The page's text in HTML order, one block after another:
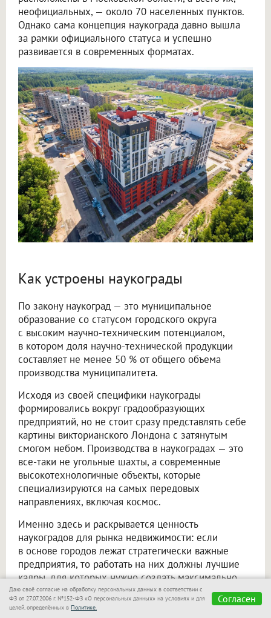
неофициальных, — около 70 населенных пунктов.
Однако сама концепция наукограда давно вышла
за рамки официального статуса и успешно
развивается в современных форматах.
Как устроены наукограды
По закону наукоград — это муниципальное
образование со статусом городского округа
с высоким научно-техническим потенциалом,
в котором доля научно-технической продукции
составляет не менее 50 % от общего объема
производства муниципалитета.
Исходя из своей специфики наукограды
формировались вокруг градообразующих
предприятий, но не стоит сразу представлять себе
картины викторианского Лондона с затянутым
смогом небом. Производства в наукоградах — это
все-таки не угольные шахты, а современные
высокотехнологичные объекты, которые
специализируются на самых передовых
направлениях, включая космос.
Именно здесь и раскрывается ценность
наукоградов для рынка недвижимости: если
в основе городов лежат стратегически важные
предприятия, то работать на них должны лучшие
кадры, для которых нужно создать максимально
комфортные условия с комплексной проработкой
всей территории.
Даю своё согласие на обработку персональных данных в соответствии с
ФЗ от 27.07.2006 г. №152-ФЗ «О персональных данных» на условиях и для
целей, определённых в Политике.
Согласен